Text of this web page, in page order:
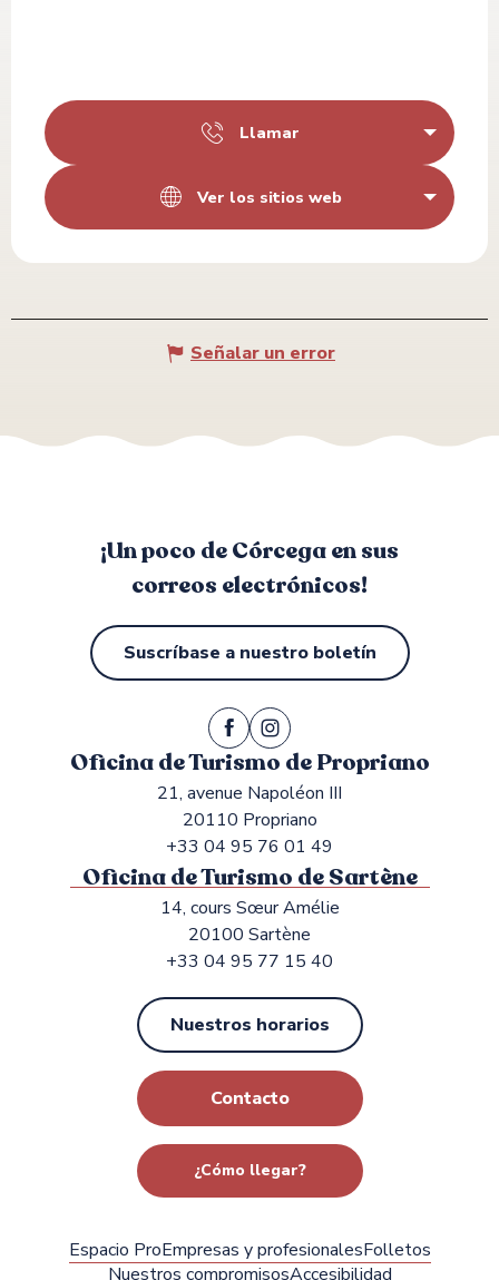
Llamar
Ver los sitios web
Señalar un error
¡Un poco de Córcega en sus
correos electrónicos!
Suscríbase a nuestro boletín
Oficina de Turismo de Propriano
21, avenue Napoléon III
20110 Propriano
+33 04 95 76 01 49
Oficina de Turismo de Sartène
14, cours Sœur Amélie
20100 Sartène
+33 04 95 77 15 40
Nuestros horarios
Contacto
¿Cómo llegar?
Espacio ProEmpresas y profesionalesFolletos
Nuestros compromisosAccesibilidad